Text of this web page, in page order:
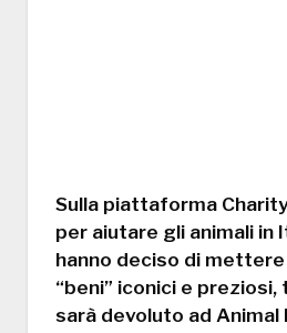
Sulla piattaforma
per aiutare gli animali in
hanno deciso di mettere
“beni” iconici e
sarà devoluto ad Animal